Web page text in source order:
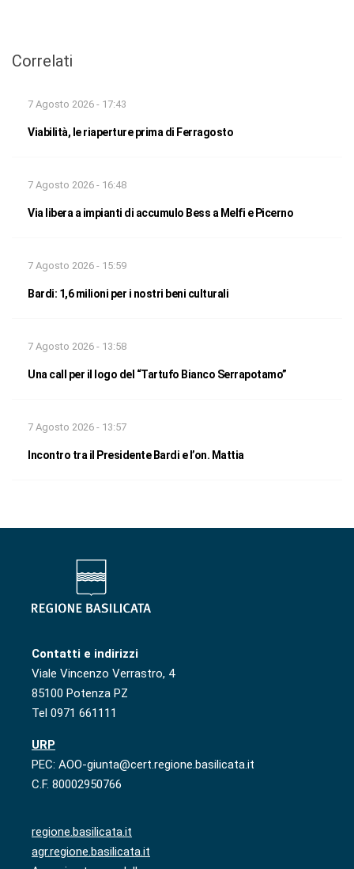
Correlati
7 Agosto 2026 - 17:43
Viabilità, le riaperture prima di Ferragosto
7 Agosto 2026 - 16:48
Via libera a impianti di accumulo Bess a Melfi e Picerno
7 Agosto 2026 - 15:59
Bardi: 1,6 milioni per i nostri beni culturali
7 Agosto 2026 - 13:58
Una call per il logo del “Tartufo Bianco Serrapotamo”
7 Agosto 2026 - 13:57
Incontro tra il Presidente Bardi e l’on. Mattia
Contatti e indirizzi
Viale Vincenzo Verrastro, 4
85100 Potenza PZ
Tel 0971 661111
URP
PEC: AOO-giunta@cert.regione.basilicata.it
C.F. 80002950766
regione.basilicata.it
agr.regione.basilicata.it